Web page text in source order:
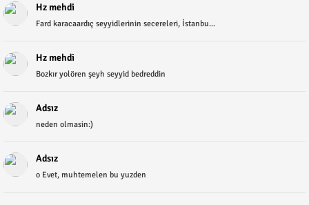
Hz mehdi
Fard karacaardıç seyyidlerinin secereleri, İstanbu...
Hz mehdi
Bozkır yolören şeyh seyyid bedreddin
Adsız
neden olmasin:)
Adsız
o Evet, muhtemelen bu yuzden